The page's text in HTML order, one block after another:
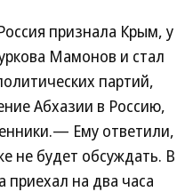
признала Крым, у
Мамонов и стал
партий,
Абхазии в Россию,
Ему ответили,
не будет обсуждать. В
на два часа